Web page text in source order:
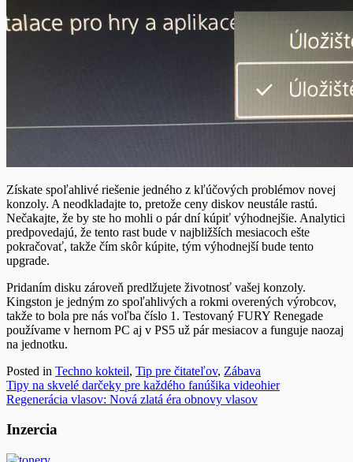
Získate spoľahlivé riešenie jedného z kľúčových problémov novej
konzoly. A neodkladajte to, pretože ceny diskov neustále rastú.
Nečakajte, že by ste ho mohli o pár dní kúpiť výhodnejšie. Analytici
predpovedajú, že tento rast bude v najbližších mesiacoch ešte
pokračovať, takže čím skôr kúpite, tým výhodnejší bude tento
upgrade.
Pridaním disku zároveň predlžujete životnosť vašej konzoly.
Kingston je jedným zo spoľahlivých a rokmi overených výrobcov,
takže to bola pre nás voľba číslo 1. Testovaný FURY Renegade
používame v hernom PC aj v PS5 už pár mesiacov a funguje naozaj
na jednotku.
Posted in Techno kokteil, Tip pre čitateľov, Zábava
Navigácia
v
článku
Tipy na skvelé darčeky pre každého fanúšika videohier
Regenerácia vlasov: Nová zlatá éra obnovy vlasov
Inzercia